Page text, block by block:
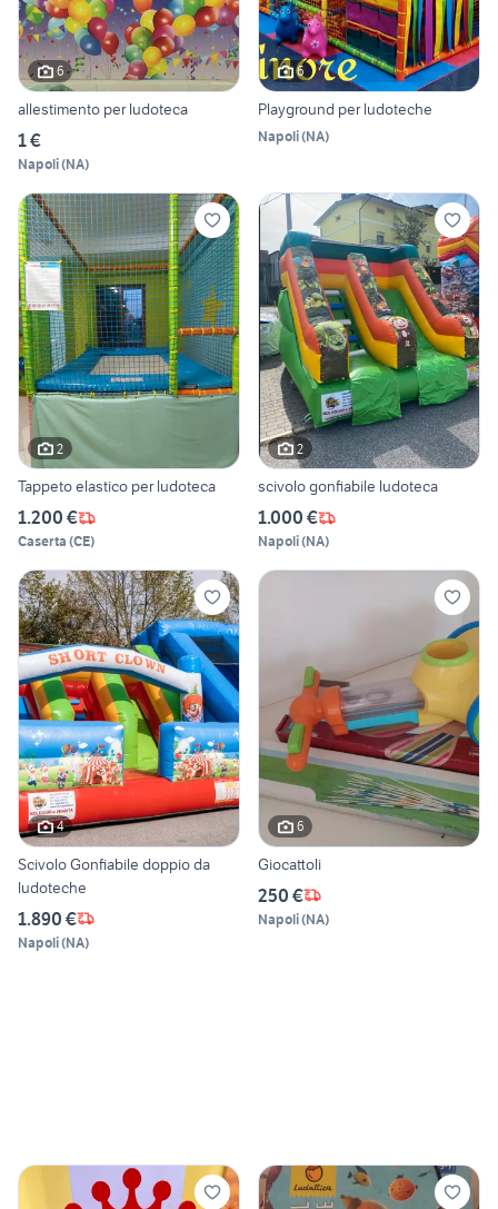
6
allestimento per ludoteca
1 €
Napoli(NA)
6
Playground per ludoteche
Napoli(NA)
2
Tappeto elastico per ludoteca
1.200 €
Caserta (CE)
2
scivolo gonfiabile ludoteca
1.000 €
Napoli(NA)
4
Scivolo Gonfiabile doppio da
ludoteche
1.890 €
Napoli(NA)
6
Giocattoli
250 €
Napoli(NA)